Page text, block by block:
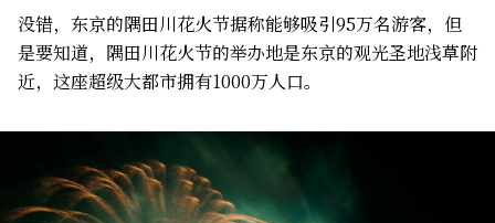
没错，东京的隅田川花火节据称能够吸引95万名游客，但
是要知道，隅田川花火节的举办地是东京的观光圣地浅草附
近，这座超级大都市拥有1000万人口。